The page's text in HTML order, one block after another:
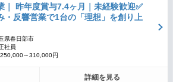
｜ 昨年度賞与7.4ヶ月｜未経験歓迎✅
・反響営業で1台の「理想」を創り上
県春日部市
社員
250,000～310,000円
詳細を見る